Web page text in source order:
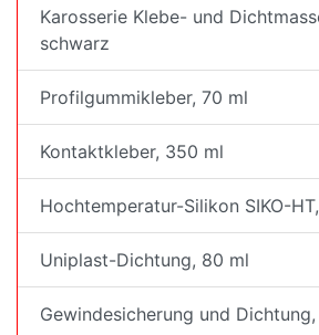
Karosserie Klebe- und
schwarz
Profilgummikleber, 70 ml
Kontaktkleber, 350 ml
Hochtemperatur-Silikon SIKO-
Uniplast-Dichtung, 80 ml
Gewindesicherung und